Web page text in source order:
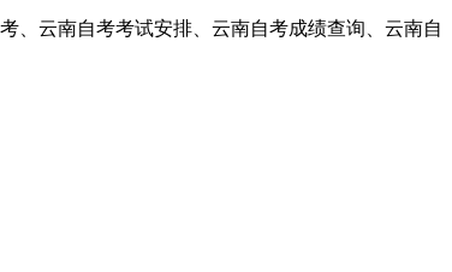
云南自考考试安排、云南自考成绩查询、云南自